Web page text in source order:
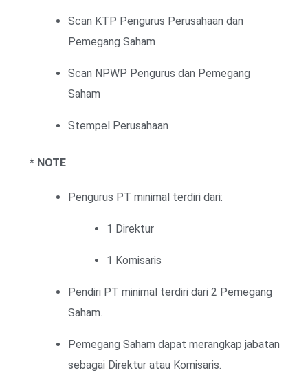
Scan KTP Pengurus Perusahaan dan
Pemegang Saham
Scan NPWP Pengurus dan Pemegang
Saham
Stempel Perusahaan
* NOTE
Pengurus PT minimal terdiri dari:
1 Direktur
1 Komisaris
Pendiri PT minimal terdiri dari 2 Pemegang
Saham.
Pemegang Saham dapat merangkap jabatan
sebagai Direktur atau Komisaris.